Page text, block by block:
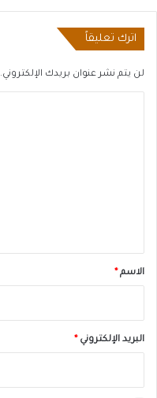
اترك تعليقاً
لن يتم نشر عنوان بريدك الإلكتروني.
*الاسم *
البريد الإلكتروني *